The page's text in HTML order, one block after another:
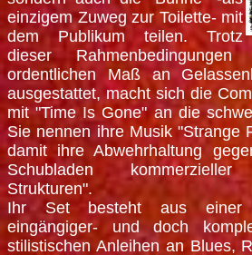
einzigem Zuweg zur Toilette- mit
dem Publikum teilen. Trotz
dieser
ordentlichen Maß an
ausgestattet, macht sich die
mit "Time Is Gone" an die
Sie nennen ihre Musik "Strange
damit ihre Abwehrhaltung
Schubladen kommerzieller
Strukturen".
Ihr Set besteht aus einer
eingängiger- und doch
stilistischen Anleihen an Blues,